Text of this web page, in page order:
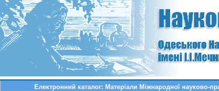
Електронний каталог: Матеріали Міжнародної науково-